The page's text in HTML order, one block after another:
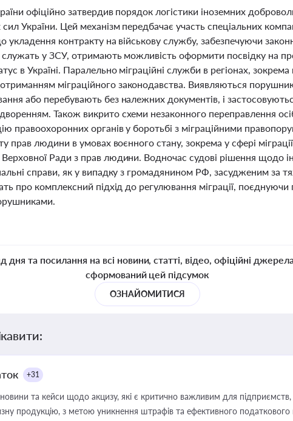
офіційно затвердив порядок логістики іноземних
України. Цей механізм передбачає участь спеціальних
укладення контракту на військову службу, забезпечуючи
служать у ЗСУ, отримають можливість оформити посвідку на
в Україні. Паралельно міграційні служби в регіонах, зокрема
міграційного законодавства. Виявляються
або перебувають без належних документів, і
Також викрито схеми незаконного переправлення
правоохоронних органів у боротьбі з міграційними
прав людини в умовах воєнного стану, зокрема у сфері
Ради з прав людини. Водночас судові рішення щодо
справи, як у випадку з громадянином РФ, засудженим за
про комплексний підхід до регулювання міграції, поєднуючи
дня та посилання на всі новини, статті, відео, офіційні
сформований цей підсумок
ОЗНАЙОМИТИСЯ
+31
та кейси щодо акцизу, які є критично важливим для
продукцію, з метою уникнення штрафів та ефективного податкового